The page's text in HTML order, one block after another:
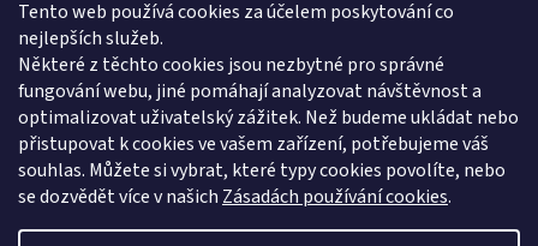
Tento web používá cookies za účelem poskytování co
nejlepších služeb.
Některé z těchto cookies jsou nezbytné pro správné
fungování webu, jiné pomáhají analyzovat návštěvnost a
optimalizovat uživatelský zážitek. Než budeme ukládat nebo
přistupovat k cookies ve vašem zařízení, potřebujeme váš
souhlas. Můžete si vybrat, které typy cookies povolíte, nebo
se dozvědět více v našich Zásadách používání cookies.
Proč jíst z přírodních dřevěných talířů: Ekologická a Stylová
Volba